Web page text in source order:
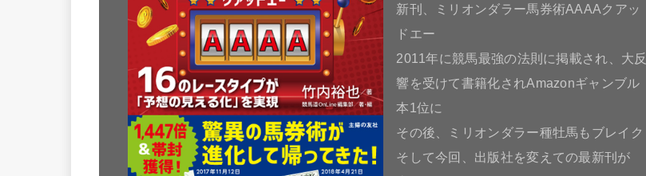
新刊、ミリオンダラー馬券術AAAAクアッ
ドエー
2011年に競馬最強の法則に掲載され、大反
響を受けて書籍化されAmazonギャンブル
本1位に
その後、ミリオンダラー種牡馬もブレイク
そして今回、出版社を変えての最新刊が